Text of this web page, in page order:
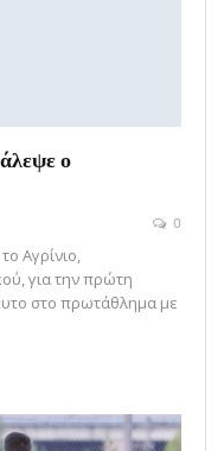
ο
0
Αγρίνιο,
για την πρώτη
στο πρωτάθλημα με